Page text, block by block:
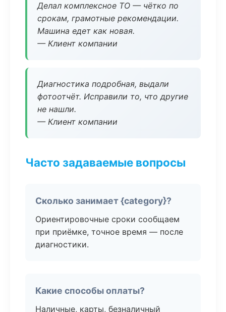
Делал комплексное ТО — чётко по
срокам, грамотные рекомендации.
Машина едет как новая.
— Клиент компании
Диагностика подробная, выдали
фотоотчёт. Исправили то, что другие
не нашли.
— Клиент компании
Часто задаваемые вопросы
Сколько занимает {category}?
Ориентировочные сроки сообщаем
при приёмке, точное время — после
диагностики.
Какие способы оплаты?
Наличные, карты, безналичный